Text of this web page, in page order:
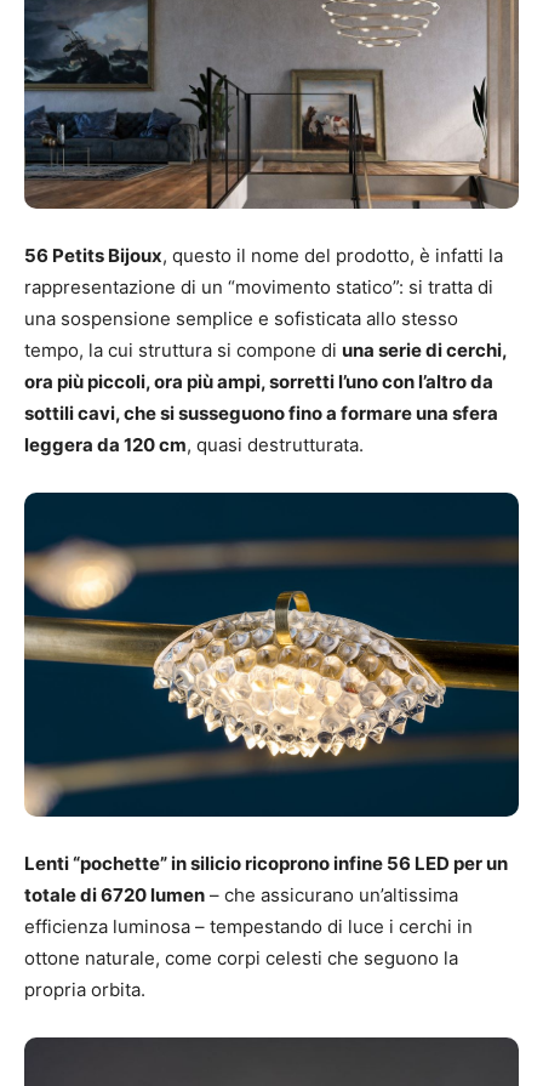
56 Petits Bijoux, questo il nome del prodotto, è infatti la
rappresentazione di un “movimento statico”: si tratta di
una sospensione semplice e sofisticata allo stesso
tempo, la cui struttura si compone di una serie di cerchi,
ora più piccoli, ora più ampi, sorretti l’uno con l’altro da
sottili cavi, che si susseguono fino a formare una sfera
leggera da 120 cm, quasi destrutturata.
Lenti “pochette” in silicio ricoprono infine 56 LED per un
totale di 6720 lumen – che assicurano un’altissima
efficienza luminosa – tempestando di luce i cerchi in
ottone naturale, come corpi celesti che seguono la
propria orbita.